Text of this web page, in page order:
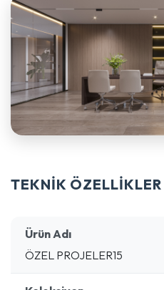
TEKNİK ÖZELLİKLER
Ürün Adı
ÖZEL PROJELER15